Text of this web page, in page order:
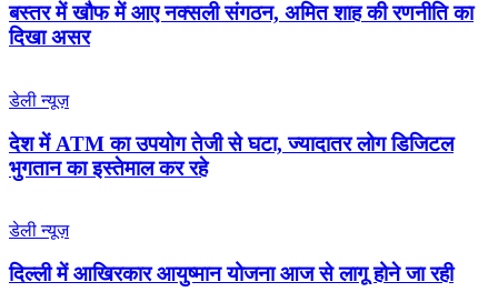
बस्तर में खौफ में आए नक्सली संगठन, अमित शाह की रणनीति का
दिखा असर
डेली न्यूज़
देश में ATM का उपयोग तेजी से घटा, ज्यादातर लोग डिजिटल
भुगतान का इस्तेमाल कर रहे
डेली न्यूज़
द‍िल्‍ली में आख‍िरकार आयुष्‍मान योजना आज से लागू होने जा रही